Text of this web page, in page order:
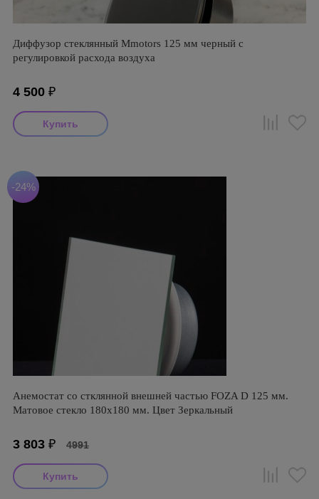
Диффузор стеклянный Mmotors 125 мм черный с
регулировкой расхода воздуха
4 500 ₽
-24%
Анемостат со стклянной внешней частью FOZA D 125 мм.
Матовое стекло 180х180 мм. Цвет Зеркальный
3 803 ₽ 4991